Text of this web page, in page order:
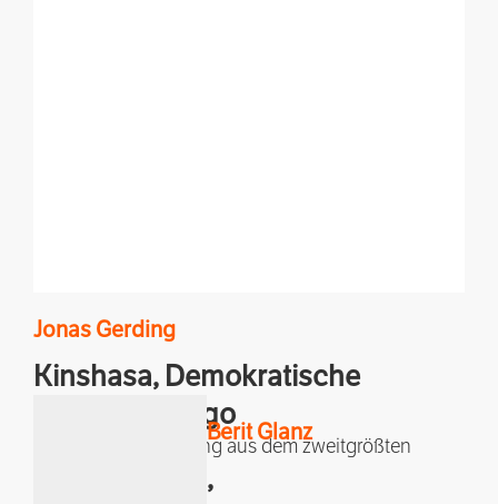
Jonas Gerding
Kinshasa, Demokratische
Republik Kongo
Klimaberichterstattung aus dem zweitgrößten
BeritGlanz
,